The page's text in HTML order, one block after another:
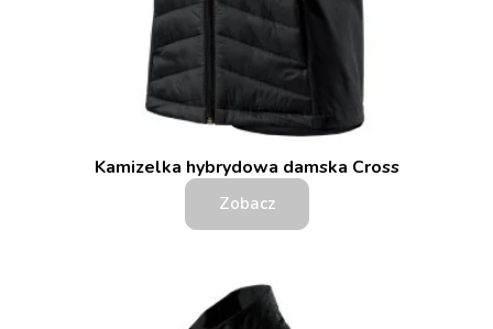
Kamizelka hybrydowa damska Cross
Zobacz